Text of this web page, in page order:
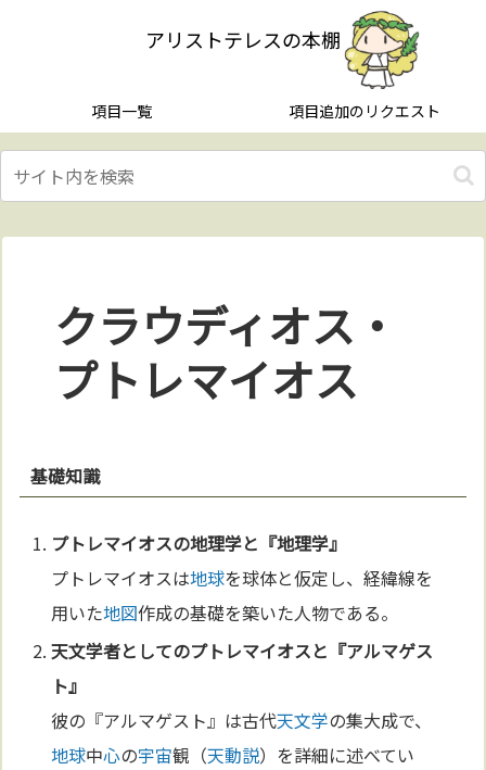
アリストテレスの本棚
項目一覧 項目追加のリクエスト
クラウディオス・
プトレマイオス
基礎知識
プトレマイオスの地理学と『地理学』
プトレマイオスは地球を球体と仮定し、経緯線を
用いた地図作成の基礎を築いた人物である。
天文学者としてのプトレマイオスと『アルマゲス
ト』
彼の『アルマゲスト』は古代天文学の集大成で、
地球中心の宇宙観（天動説）を詳細に述べてい